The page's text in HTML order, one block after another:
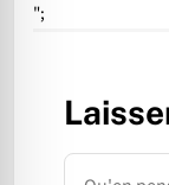
";
Commentaire